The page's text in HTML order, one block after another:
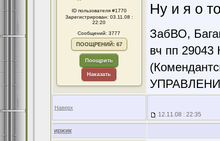
ID пользователя #1770
Зарегистрирован: 03.11.08 :
22:20
Сообщений: 3777
ПООЩРЕНИЙ: 67
Поощрить
Наказать
Ну и я о
ЗабВО,
вч пп 29043
Наверх
12.11.08 : 22:35
иржик